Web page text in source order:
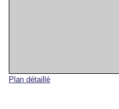
Plan détaillé